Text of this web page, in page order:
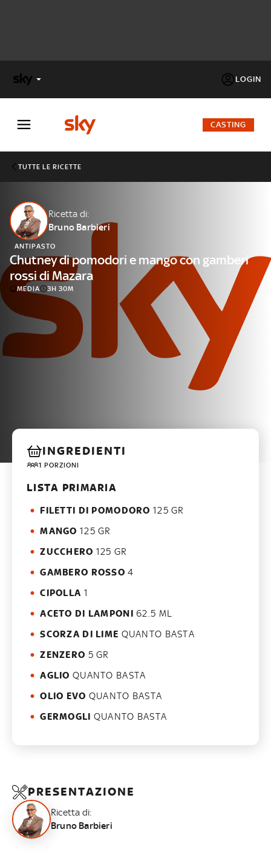
LOGIN
FACTOR
Cos’altro vedere:
PROGRAMMI SKY
Un mondo di offerte:
SKY.IT
NOW
CASTING
TUTTE LE RICETTE
Ricetta di:
Bruno Barbieri
ANTIPASTO
Chutney di pomodori e mango con gamberi
rossi di Mazara
MEDIA 3H 30M
INGREDIENTI
1 PORZIONI
LISTA PRIMARIA
FILETTI DI POMODORO 125 GR
MANGO 125 GR
ZUCCHERO 125 GR
GAMBERO ROSSO 4
CIPOLLA 1
ACETO DI LAMPONI 62.5 ML
SCORZA DI LIME QUANTO BASTA
ZENZERO 5 GR
AGLIO QUANTO BASTA
OLIO EVO QUANTO BASTA
GERMOGLI QUANTO BASTA
PRESENTAZIONE
Ricetta di:
Bruno Barbieri